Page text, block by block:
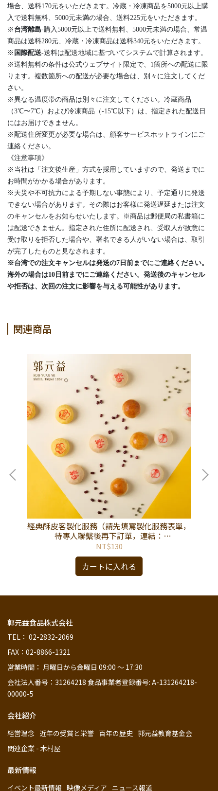
場合、送料170元をいただきます。冷蔵・冷凍商品を5000元以上購
入で送料無料、5000元未満の場合、送料225元をいただきます。
※ 台湾離島-購入5000元以上で送料無料、5000元未満の場合、常温
商品は送料280元、冷蔵・冷凍商品は送料340元をいただきます。
※ 国際配送-送料は配送地域に基づいてシステムで計算されます。
※送料無料の条件は公式ウェブサイト限定で、1箇所への配送に限
ります。複数箇所への配送が必要な場合は、別々に注文してくだ
さい。
※異なる温度帯の商品は別々に注文してください。冷蔵商品
（3℃〜7℃）および冷凍商品（-15℃以下）は、指定された配送日
にはお届けできません。
※配送住所変更が必要な場合は、顧客サービスホットラインにご
連絡ください。
《注意事項》
※当社は「注文後生産」方式を採用していますので、発送までに
お時間がかかる場合があります。
※天災や不可抗力による予期しない事態により、予定通りに発送
できない場合があります。その際はお客様に発送遅延または注文
のキャンセルをお知らせいたします。※商品は郵便局の私書箱に
は配送できません。指定された住所に配送され、受取人が故意に
受け取りを拒否した場合や、署名できる人がいない場合は、取引
が完了したものと見なされます。
※台湾での注文キャンセルは発送の7日前までにご連絡ください。
海外の場合は10日前までにご連絡ください。発送後のキャンセル
や拒否は、次回の注文に影響を与える可能性があります。
関連商品
經典酥皮客製化服務（請先填寫製化服務表單，
待專人聯繫後再下訂單，連結：
https://reurl.cc/DKo48m。）
NT$130
カートに入れる
郭元益食品株式会社
TEL： 02-2832-2069
FAX：02-8866-1321
営業時間： 月曜日から金曜日 09:00 ～ 17:30
会社法人番号：31264218 食品事業者登録番号: A-131264218-
00000-5
会社紹介
経営理念 近年の受賞と栄誉 百年の歴史 郭元益教育基金会
関連企業 - 木村屋
最新情報
イベント最新情報 映像メディア ニュース報道